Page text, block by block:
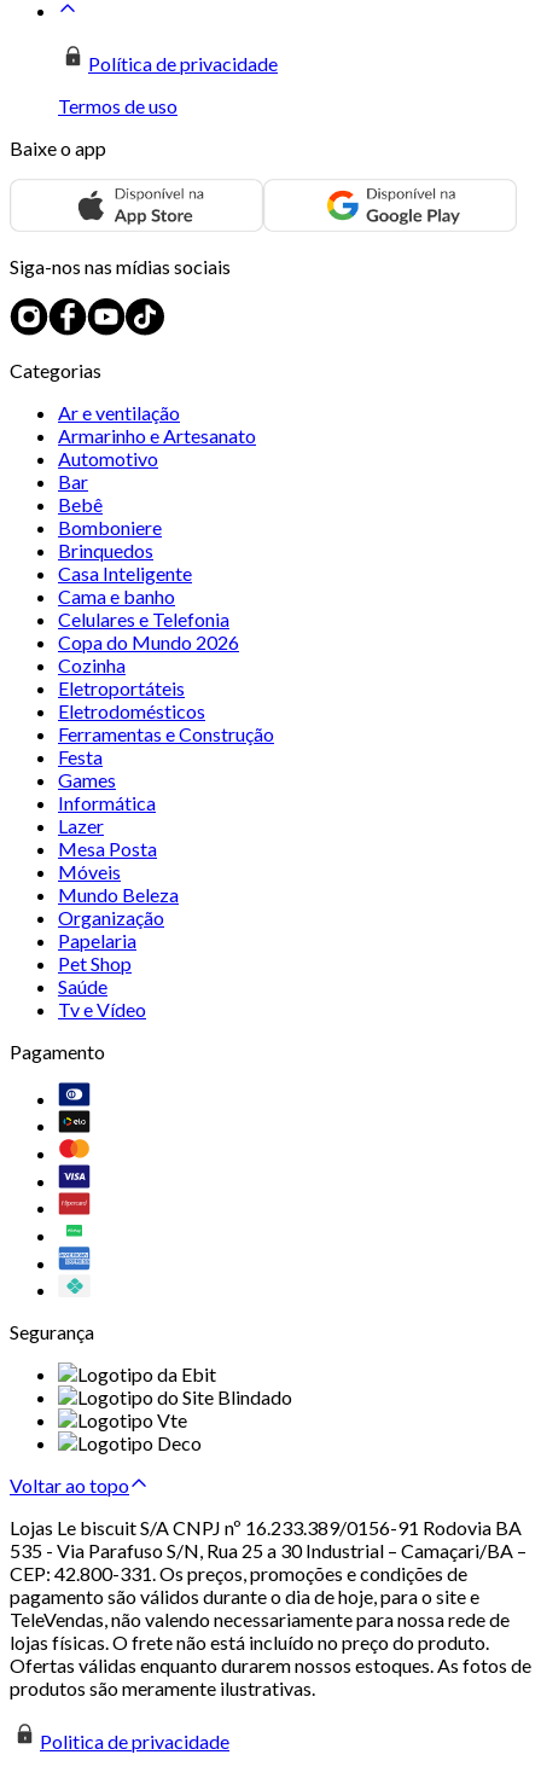
Política de privacidade
Termos de uso
Baixe o app
Siga-nos nas mídias sociais
Categorias
Ar e ventilação
Armarinho e Artesanato
Automotivo
Bar
Bebê
Bomboniere
Brinquedos
Casa Inteligente
Cama e banho
Celulares e Telefonia
Copa do Mundo 2026
Cozinha
Eletroportáteis
Eletrodomésticos
Ferramentas e Construção
Festa
Games
Informática
Lazer
Mesa Posta
Móveis
Mundo Beleza
Organização
Papelaria
Pet Shop
Saúde
Tv e Vídeo
Pagamento
Segurança
Voltar ao topo
Lojas Le biscuit S/A CNPJ nº 16.233.389/0156-91 Rodovia BA
535 - Via Parafuso S/N, Rua 25 a 30 Industrial – Camaçari/BA –
CEP: 42.800-331. Os preços, promoções e condições de
pagamento são válidos durante o dia de hoje, para o site e
TeleVendas, não valendo necessariamente para nossa rede de
lojas físicas. O frete não está incluído no preço do produto.
Ofertas válidas enquanto durarem nossos estoques. As fotos de
produtos são meramente ilustrativas.
Politica de privacidade